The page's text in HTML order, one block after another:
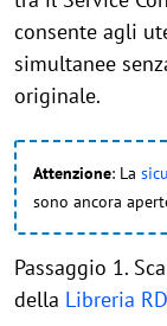
consente agli
simultanee
originale.
Attenzione: La
sono ancora
Passaggio 1.
della Libreria